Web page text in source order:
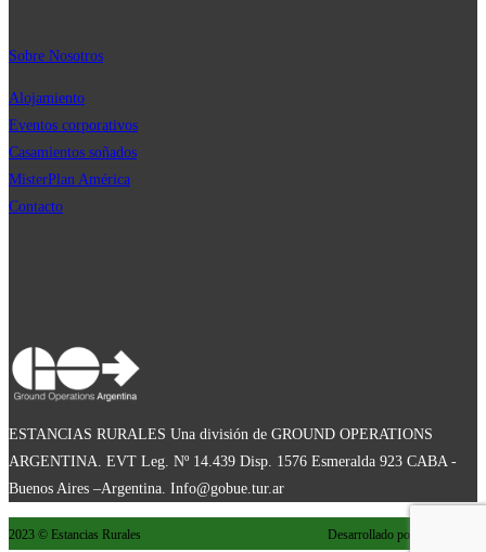
Sobre Nosotros
Alojamiento
Eventos corporativos
Casamientos soñados
MisterPlan América
Contacto
ESTANCIAS RURALES Una división de GROUND OPERATIONS
ARGENTINA. EVT Leg. Nº 14.439 Disp. 1576 Esmeralda 923 CABA -
Buenos Aires –Argentina. Info@gobue.tur.ar
2023 © Estancias Rurales Desarrollado por: